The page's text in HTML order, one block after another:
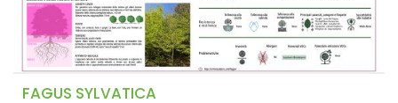
FAGUS SYLVATICA